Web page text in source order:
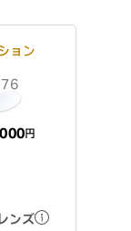
ョン
円
ンズ